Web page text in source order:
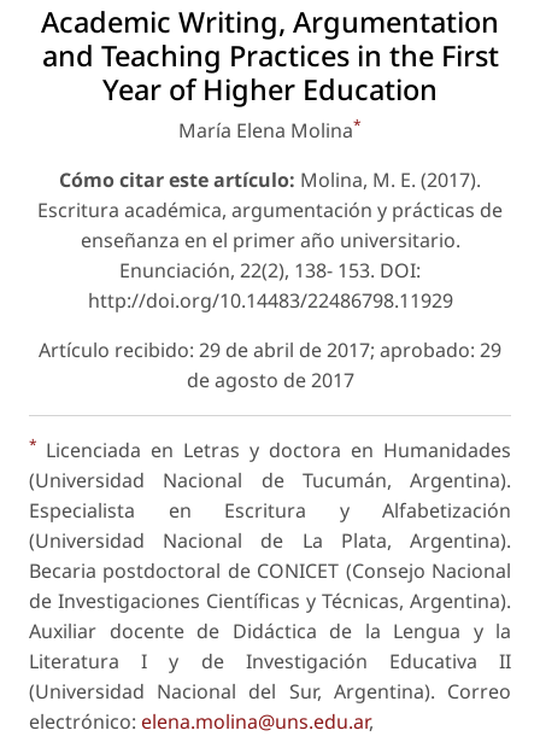
Academic Writing, Argumentation
and Teaching Practices in the First
Year of Higher Education
María Elena Molina*
Cómo citar este artículo: Molina, M. E. (2017).
Escritura académica, argumentación y prácticas de
enseñanza en el primer año universitario.
Enunciación, 22(2), 138- 153. DOI:
http://doi.org/10.14483/22486798.11929
Artículo recibido: 29 de abril de 2017; aprobado: 29
de agosto de 2017
* Licenciada en Letras y doctora en Humanidades
(Universidad Nacional de Tucumán, Argentina).
Especialista en Escritura y Alfabetización
(Universidad Nacional de La Plata, Argentina).
Becaria postdoctoral de CONICET (Consejo Nacional
de Investigaciones Científicas y Técnicas, Argentina).
Auxiliar docente de Didáctica de la Lengua y la
Literatura I y de Investigación Educativa II
(Universidad Nacional del Sur, Argentina). Correo
electrónico: elena.molina@uns.edu.ar,